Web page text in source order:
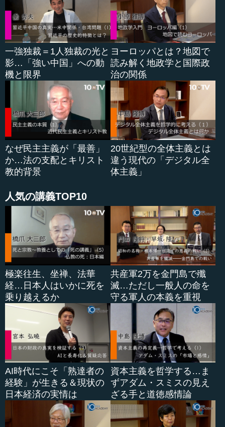
やすということもありましたし、中国の政治体制への批判
もありました。
さらには、そこに経済が大きく巻き込まれました。皆さ
んも「経済安全保障」という言葉をお聞きになったことが
あると思いますが、経済活動にどうやって安全保障の視点
を入れるのか。このことが、トランプ第1次政権では非常に
強くなりましたし、そのための法律も米国議会で超党派に
より成立し、実行に移されました。輸出管理、投資の規
制、他には中国に由来のある科学者へのビザの発給を「真
剣」に行なったり、政府調達の相手を替えたり、いろいろ
なことがなされました。日本も同じで、こういった経済安
全保障の視点が重視された。これが米中対立の大きな特徴
です。
●バイデン政権に引き継がれた米中対立の深刻さ
実はトランプ政権が最初の4年間...
一強独裁＝1人独裁の光と
影…「強い中国」への動
機と限界
ヨーロッパとは？地図で
読み解く地政学と国際政
治の関係
なぜ民主主義が「最善」
か…法の支配とキリスト
教的背景
20世紀型の全体主義とは
違う現代の「デジタル全
体主義」
人気の講義TOP10
極楽往生、坐禅、法華
経…日本人はいかに死を
乗り越えるか
共産軍2万を金門島で殲
滅…ただし一般人の命を
守る軍人の本義を重視
AI時代にこそ「熟達者の
経験」が生きる＆現状の
日本経済の実情は
資本主義を哲学する…ま
ずアダム・スミスの見え
ざる手と道徳感情論